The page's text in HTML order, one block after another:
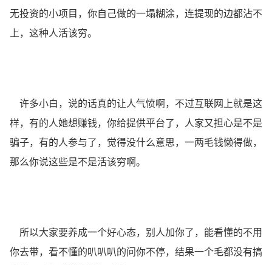
无投资的小项目，你自己做的一塌糊涂，连提现的边都沾不
上，这种人活该穷。
许多小白，说的话真的让人气愤啊，不过互联网上就是这
样，有的人她想赚钱，你给提供平台了，人家又担心是不是
骗子，有的人参与了，觉得没什么意思，一两毛钱懒得做，
那么你说这些是不是活该穷啊。
所以大家要养成一个好心态，别人加你了，能看懂的不用
你去带，看不懂的叭叭叭的问你不停，结果一个毛都没有搞